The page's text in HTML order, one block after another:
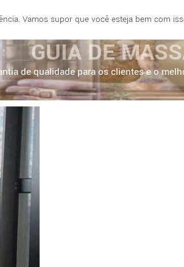
RECIFE FORTALEZA
GUIA DE
de qualidade para os clientes e o
Vamos supor que você esteja bem com